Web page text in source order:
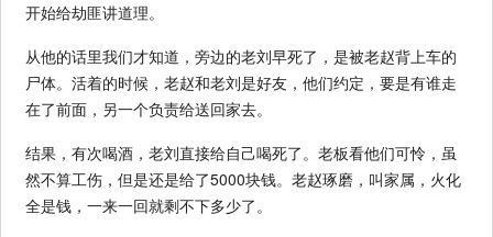
开始给劫匪讲道理。
从他的话里我们才知道，旁边的老刘早死了，是被老赵背上车的
尸体。活着的时候，老赵和老刘是好友，他们约定，要是有谁走
在了前面，另一个负责给送回家去。
结果，有次喝酒，老刘直接给自己喝死了。老板看他们可怜，虽
然不算工伤，但是还是给了5000块钱。老赵琢磨，叫家属，火化
全是钱，一来一回就剩不下多少了。